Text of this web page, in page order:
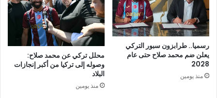
رسميا.. طرابزون سبور التركي
يعلن ضم محمد صلاح حتى عام
2028
منذ يومين
محلل تركي عن محمد صلاح:
وصوله إلى تركيا من أكبر إنجازات
البلاد
منذ يومين